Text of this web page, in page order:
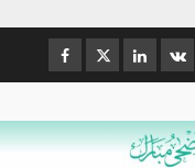
Facebook
TwitterLinkedin
VK